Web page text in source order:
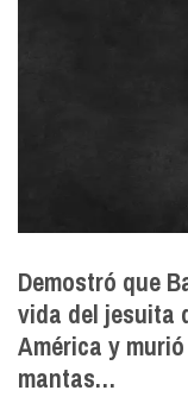
Demostró que
vida del jesuita
América y
mantas…